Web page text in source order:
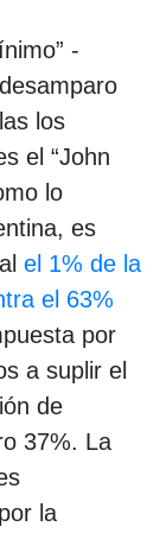
-
los
el “John
lo
es
el 1% de la
el 63%
por
a suplir el
de
37%. La
la